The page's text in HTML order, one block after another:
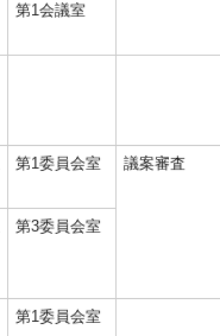
第1会議室
第1委員会室 議案審査
第3委員会室
第1委員会室